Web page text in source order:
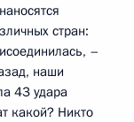
стран:
–
наши
43 удара
какой? Никто